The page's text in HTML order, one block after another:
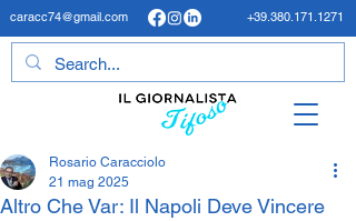
caracc74@gmail.com +39.380.171.1271
Altro Che Var: Il Napoli Deve Vincere
Rosario Caracciolo
21 mag 2025